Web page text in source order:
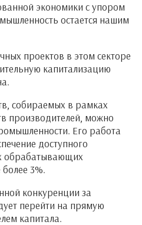
экономики с упором
остается нашим
проектов в этом секторе
капитализацию
собираемых в рамках
производителей, можно
Его работа
доступного
обрабатывающих
3%.
конкуренции за
перейти на прямую
капитала.